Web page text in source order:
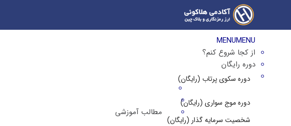
MENUMENU
از کجا شروع کنم؟
دوره رایگان
دوره سکوی پرتاب (رایگان)
دوره موج سواری (رایگان)
شخصیت سرمایه گذار (رایگان)
مطالب آموزشی